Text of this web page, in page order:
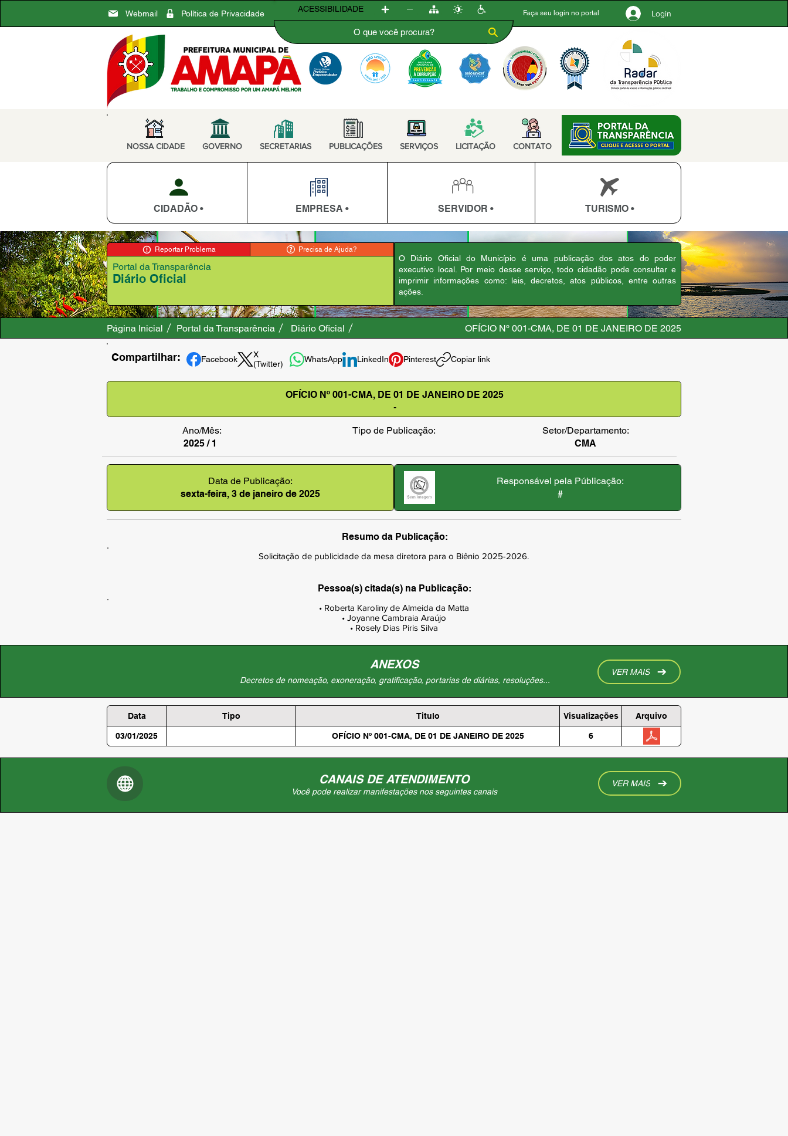
Webmail Política de Privacidade Faça seu login no portal Login
ACESSIBILIDADE
NOSSA CIDADE GOVERNO SECRETARIAS PUBLICAÇÕES SERVIÇOS LICITAÇÃO CONTATO
CIDADÃO • EMPRESA • SERVIDOR • TURISMO •
Reportar Problema Precisa de Ajuda?
Diário Oficial
Portal da Transparência
O Diário Oficial do Município é uma publicação dos atos do poder
executivo local. Por meio desse serviço, todo cidadão pode consultar e
imprimir informações como: leis, decretos, atos públicos, entre outras
ações.
Página Inicial Portal da Transparência Diário Oficial OFÍCIO Nº 001-CMA, DE 01 DE JANEIRO DE 2025
Compartilhar: Facebook
X
(Twitter)
WhatsApp LinkedIn Pinterest Copiar link
OFÍCIO Nº 001-CMA, DE 01 DE JANEIRO DE 2025
-
Ano/Mês:
2025 / 1
Tipo de Publicação:
Setor/Departamento:
CMA
Data de Publicação:
sexta-feira, 3 de janeiro de 2025
Responsável pela Públicação:
#
Resumo da Publicação:
Solicitação de publicidade da mesa diretora para o Biênio 2025-2026.
Pessoa(s) citada(s) na Publicação:
• Roberta Karoliny de Almeida da Matta
• Joyanne Cambraia Araújo
• Rosely Dias Piris Silva
ANEXOS
Decretos de nomeação, exoneração, gratificação, portarias de diárias, resoluções...
VER MAIS
Data Tipo Titulo Visualizações Arquivo
03/01/2025 OFÍCIO Nº 001-CMA, DE 01 DE JANEIRO DE 2025 6
CANAIS DE ATENDIMENTO
Você pode realizar manifestações nos seguintes canais
VER MAIS